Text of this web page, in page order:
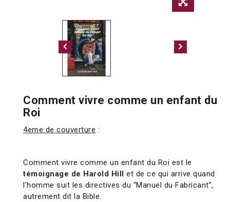
Comment vivre comme un enfant du
Roi
4eme de couverture :
Comment vivre comme un enfant du Roi est le
témoignage de Harold Hill et de ce qui arrive quand
l’homme suit les directives du “Manuel du Fabricant”,
autrement dit la Bible.